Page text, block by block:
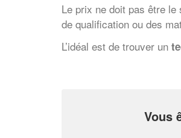
Le prix ne doit pas être
de qualification ou des
L’idéal est de trouver un
Vous